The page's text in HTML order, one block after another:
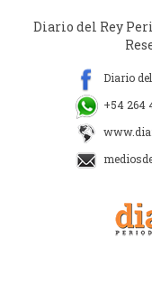
Diario del Rey
Diario
+54 264